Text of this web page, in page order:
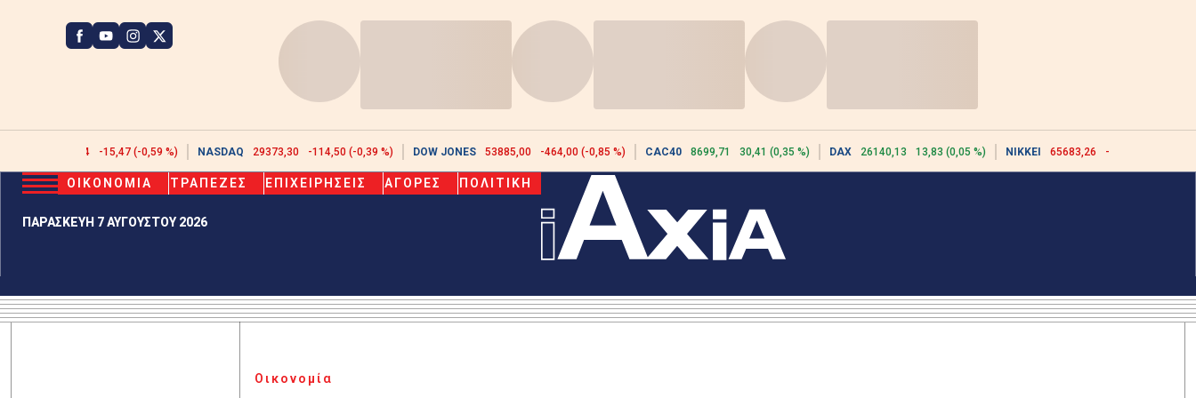
2608,44 -15,47 (-0,59 %) NASDAQ 29373,30 -114,50 (-0,39 %) DOW JONES 53885,00 -464,00 (-0,85 %) CAC40 8699,71 30,41 (0,35 %) DAX 26140,13 13,83 (0,05 %) NIKKEI 65683,26 -617,18 (-0,93 %)
ΠΑΡΑΣΚΕΥΗ 7 ΑΥΓΟΥΣΤΟΥ 2026
ΟΙΚΟΝΟΜΙΑ ΤΡΑΠΕΖΕΣ ΕΠΙΧΕΙΡΗΣΕΙΣ ΑΓΟΡΕΣ ΠΟΛΙΤΙΚΗ
Οικονομία